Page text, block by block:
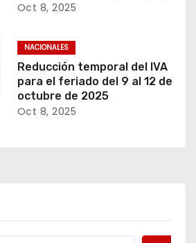
Oct 8, 2025
NACIONALES
Reducción temporal del IVA
para el feriado del 9 al 12 de
octubre de 2025
Oct 8, 2025